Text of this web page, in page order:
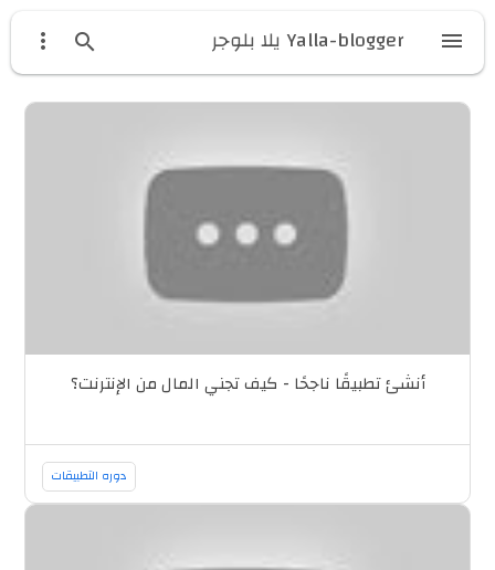


 Yalla-blogger يلا بلوجر
أنشئ تطبيقًا ناجحًا - كيف تجني المال من الإنترنت؟
دوره التطبيقات